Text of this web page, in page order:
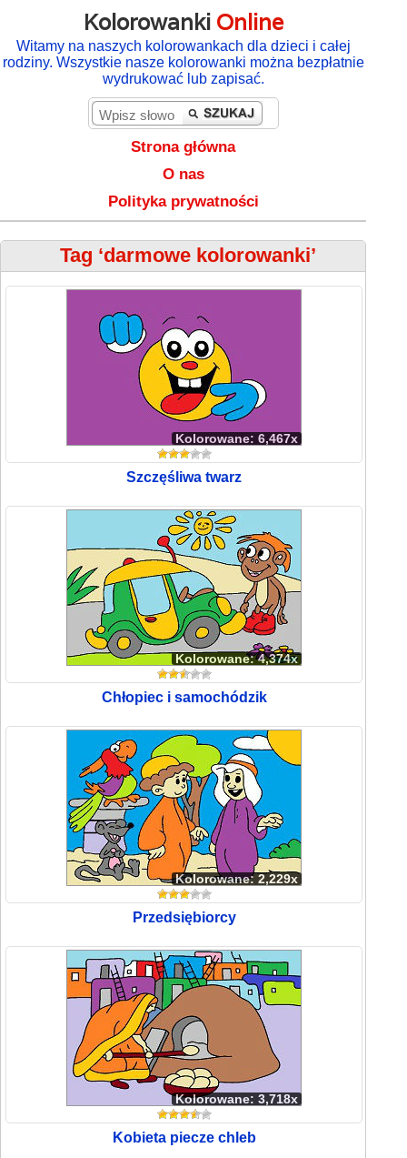
Kolorowanki Online
Witamy na naszych kolorowankach dla dzieci i całej
rodziny. Wszystkie nasze kolorowanki można bezpłatnie
wydrukować lub zapisać.
Strona główna
O nas
Polityka prywatności
Tag ‘darmowe kolorowanki’
Kolorowane: 6,467x
Szczęśliwa twarz
Kolorowane: 4,374x
Chłopiec i samochódzik
Kolorowane: 2,229x
Przedsiębiorcy
Kolorowane: 3,718x
Kobieta piecze chleb